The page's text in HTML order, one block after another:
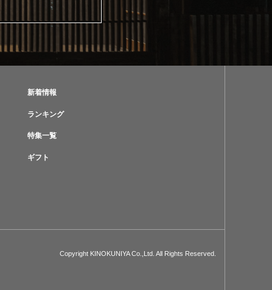
新着情報
ランキング
特集一覧
ギフト
Copyright KINOKUNIYA Co.,Ltd. All Rights Reserved.